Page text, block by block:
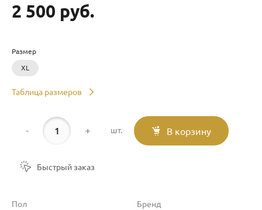
2 500 руб.
Размер
XL
Таблица размеров
- + шт. В корзину
Быстрый заказ
Пол
Бренд